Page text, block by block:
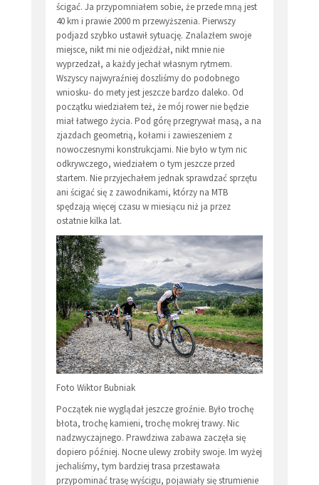
ścigać. Ja przypomniałem sobie, że przede mną jest
40 km i prawie 2000 m przewyższenia. Pierwszy
podjazd szybko ustawił sytuację. Znalazłem swoje
miejsce, nikt mi nie odjeżdżał, nikt mnie nie
wyprzedzał, a każdy jechał własnym rytmem.
Wszyscy najwyraźniej doszliśmy do podobnego
wniosku- do mety jest jeszcze bardzo daleko. Od
początku wiedziałem też, że mój rower nie będzie
miał łatwego życia. Pod górę przegrywał masą, a na
zjazdach geometrią, kołami i zawieszeniem z
nowoczesnymi konstrukcjami. Nie było w tym nic
odkrywczego, wiedziałem o tym jeszcze przed
startem. Nie przyjechałem jednak sprawdzać sprzętu
ani ścigać się z zawodnikami, którzy na MTB
spędzają więcej czasu w miesiącu niż ja przez
ostatnie kilka lat.
Foto Wiktor Bubniak
Początek nie wyglądał jeszcze groźnie. Było trochę
błota, trochę kamieni, trochę mokrej trawy. Nic
nadzwyczajnego. Prawdziwa zabawa zaczęła się
dopiero później. Nocne ulewy zrobiły swoje. Im wyżej
jechaliśmy, tym bardziej trasa przestawała
przypominać trasę wyścigu, pojawiały się strumienie